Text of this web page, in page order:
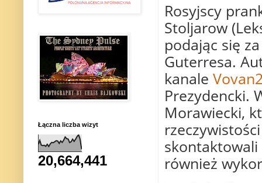
Rosyjscy
Stoljarow
podając się
Guterresa.
kanale
Prezydencki.
Morawiecki,
skontaktowali
również
Łączna liczba wizyt
20,664,441